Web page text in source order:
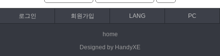
로그인 회원가입 LANG PC
home
Designed by HandyXE